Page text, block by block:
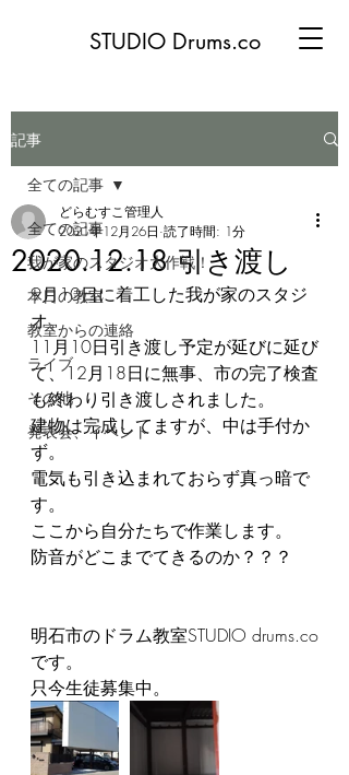
STUDIO Drums.co
記事
全ての記事
我が家のスタジオ大作戦！
本日の教室
教室からの連絡
ライブ
その他
発表会、イベント
全ての記事
2020.12.18 引き渡し
どらむすこ管理人
2021年12月26日 読了時間: 1分
9月10日に着工した我が家のスタジ
オ。
11月10日引き渡し予定が延びに延び
て、12月18日に無事、市の完了検査
も終わり引き渡しされました。
建物は完成してますが、中は手付か
ず。
電気も引き込まれておらず真っ暗で
す。
ここから自分たちで作業します。
防音がどこまでてきるのか？？？
明石市のドラム教室STUDIO drums.co
です。
只今生徒募集中。